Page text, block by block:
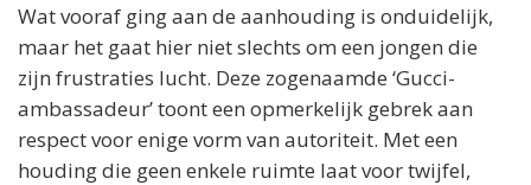
Wat vooraf ging aan de aanhouding is onduidelijk,
maar het gaat hier niet slechts om een jongen die
zijn frustraties lucht. Deze zogenaamde ‘Gucci-
ambassadeur’ toont een opmerkelijk gebrek aan
respect voor enige vorm van autoriteit. Met een
houding die geen enkele ruimte laat voor twijfel,